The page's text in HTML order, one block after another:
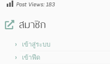
Post Views: 183
สมาชิก
เข้าสู่ระบบ
เข้าฟีด